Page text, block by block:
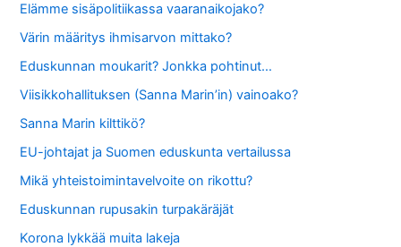
Elämme sisäpolitiikassa vaaranaikojako?
Värin määritys ihmisarvon mittako?
Eduskunnan moukarit? Jonkka pohtinut…
Viisikkohallituksen (Sanna Marin’in) vainoako?
Sanna Marin kilttikö?
EU-johtajat ja Suomen eduskunta vertailussa
Mikä yhteistoimintavelvoite on rikottu?
Eduskunnan rupusakin turpakäräjät
Korona lykkää muita lakeja